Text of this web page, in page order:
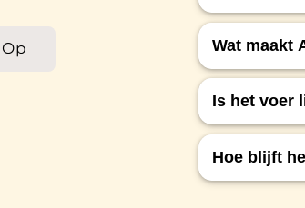
Ja, Apifood
honden
Wat maakt
Het is het
Is het voer
Ja, Apifood
met
Hoe blijft